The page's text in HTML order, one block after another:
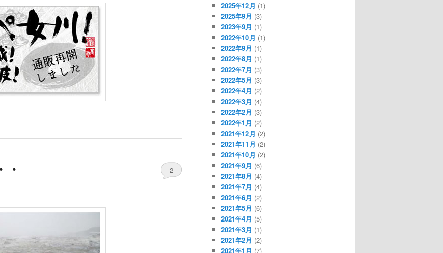
2
2025年12月 (1)
2025年9月 (3)
2023年9月 (1)
2022年10月 (1)
2022年9月 (1)
2022年8月 (1)
2022年7月 (3)
2022年5月 (3)
2022年4月 (2)
2022年3月 (4)
2022年2月 (3)
2022年1月 (2)
2021年12月 (2)
2021年11月 (2)
2021年10月 (2)
2021年9月 (6)
2021年8月 (4)
2021年7月 (4)
2021年6月 (2)
2021年5月 (6)
2021年4月 (5)
2021年3月 (1)
2021年2月 (2)
2021年1月 (7)